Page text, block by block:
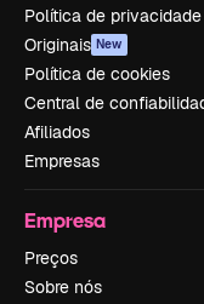
Política de privacidade
Originais New
Política de cookies
Central de
Afiliados
Empresas
Empresa
Preços
Sobre nós